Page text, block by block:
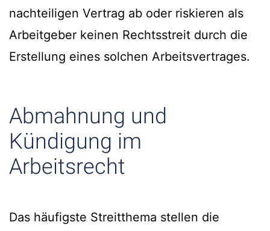
nachteiligen Vertrag ab oder riskieren als
Arbeitgeber keinen Rechtsstreit durch die
Erstellung eines solchen Arbeitsvertrages.
Abmahnung und
Kündigung im
Arbeitsrecht
Das häufigste Streitthema stellen die